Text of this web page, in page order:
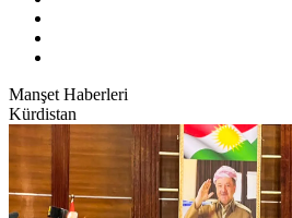
Manşet Haberleri
Kürdistan